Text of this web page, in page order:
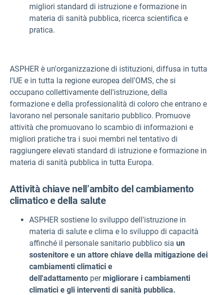
migliori standard di istruzione e formazione in
materia di sanità pubblica, ricerca scientifica e
pratica.
ASPHER è un'organizzazione di istituzioni, diffusa in tutta
l'UE e in tutta la regione europea dell'OMS, che si
occupano collettivamente dell'istruzione, della
formazione e della professionalità di coloro che entrano e
lavorano nel personale sanitario pubblico. Promuove
attività che promuovano lo scambio di informazioni e
migliori pratiche tra i suoi membri nel tentativo di
raggiungere elevati standard di istruzione e formazione in
materia di sanità pubblica in tutta Europa.
Attività chiave nell’ambito del cambiamento
climatico e della salute
ASPHER sostiene lo sviluppo dell'istruzione in
materia di salute e clima e lo sviluppo di capacità
affinché il personale sanitario pubblico sia un
sostenitore e un attore chiave della mitigazione dei
cambiamenti climatici e
dell'adattamento permigliorare i cambiamenti
climatici e gli interventi di sanità pubblica.